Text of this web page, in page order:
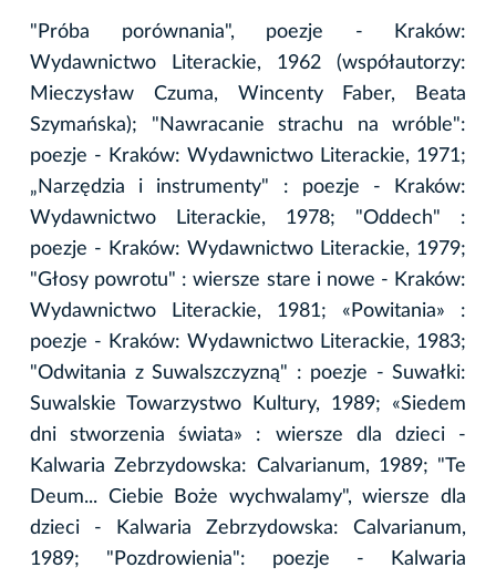
"Próba porównania", poezje - Kraków:
Wydawnictwo Literackie, 1962 (współautorzy:
Mieczysław Czuma, Wincenty Faber, Beata
Szymańska); "Nawracanie strachu na wróble":
poezje - Kraków: Wydawnictwo Literackie, 1971;
„Narzędzia i instrumenty" : poezje - Kraków:
Wydawnictwo Literackie, 1978; "Oddech" :
poezje - Kraków: Wydawnictwo Literackie, 1979;
"Głosy powrotu" : wiersze stare i nowe - Kraków:
Wydawnictwo Literackie, 1981; «Powitania» :
poezje - Kraków: Wydawnictwo Literackie, 1983;
"Odwitania z Suwalszczyzną" : poezje - Suwałki:
Suwalskie Towarzystwo Kultury, 1989; «Siedem
dni stworzenia świata» : wiersze dla dzieci -
Kalwaria Zebrzydowska: Calvarianum, 1989; "Te
Deum... Ciebie Boże wychwalamy", wiersze dla
dzieci - Kalwaria Zebrzydowska: Calvarianum,
1989; "Pozdrowienia": poezje - Kalwaria